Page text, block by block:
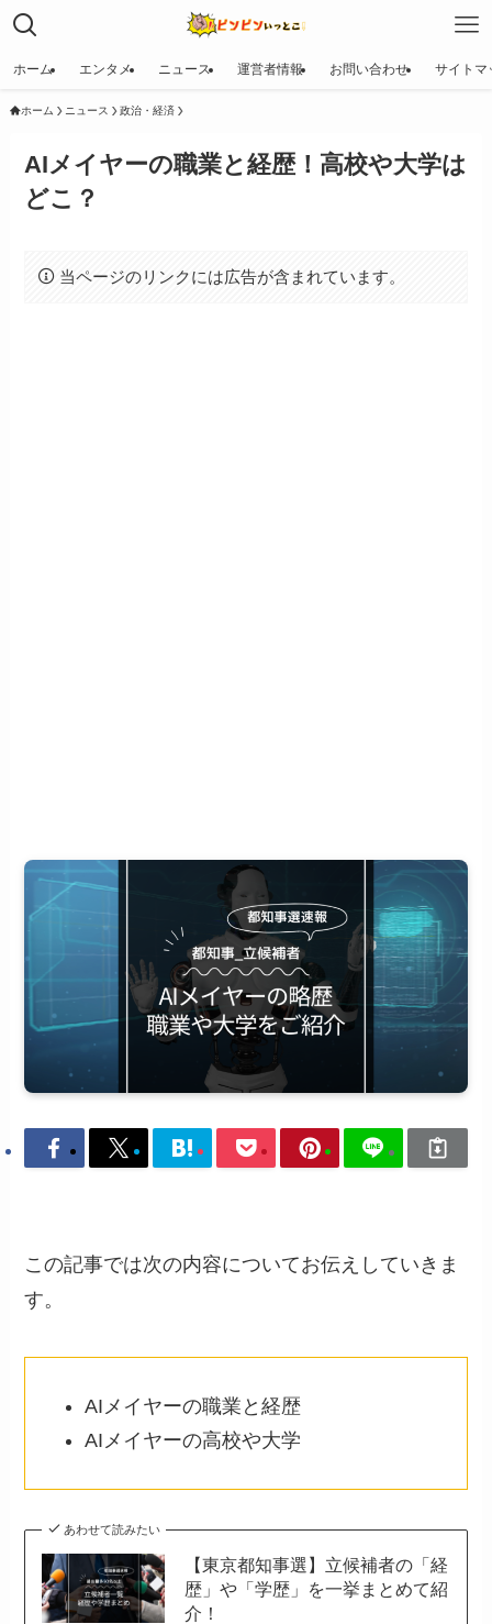
ホーム エンタメ ニュース 運営者情報 お問い合わせ サイトマ
ホーム ニュース 政治・経済
AIメイヤーの職業と経歴！高校や大学は
どこ？
当ページのリンクには広告が含まれています。
この記事では次の内容についてお伝えしていきま
す。
AIメイヤーの職業と経歴
AIメイヤーの高校や大学
あわせて読みたい
【東京都知事選】立候補者の「経
歴」や「学歴」を一挙まとめて紹
介！